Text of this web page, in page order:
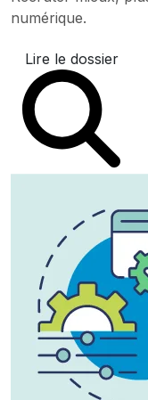
numérique.
Lire le dossier